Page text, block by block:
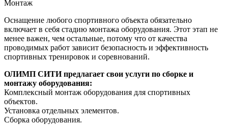
Монтаж
Оснащение любого спортивного объекта обязательно
включает в себя стадию монтажа оборудования. Этот этап не
менее важен, чем остальные, потому что от качества
проводимых работ зависит безопасность и эффективность
спортивных тренировок и соревнований.
ОЛИМП СИТИ предлагает свои услуги по сборке и
монтажу оборудования:
Комплексный монтаж оборудования для спортивных
объектов.
Установка отдельных элементов.
Сборка оборудования.